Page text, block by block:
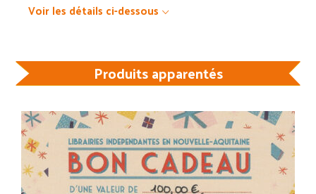
Voir les détails ci-dessous
Produits apparentés